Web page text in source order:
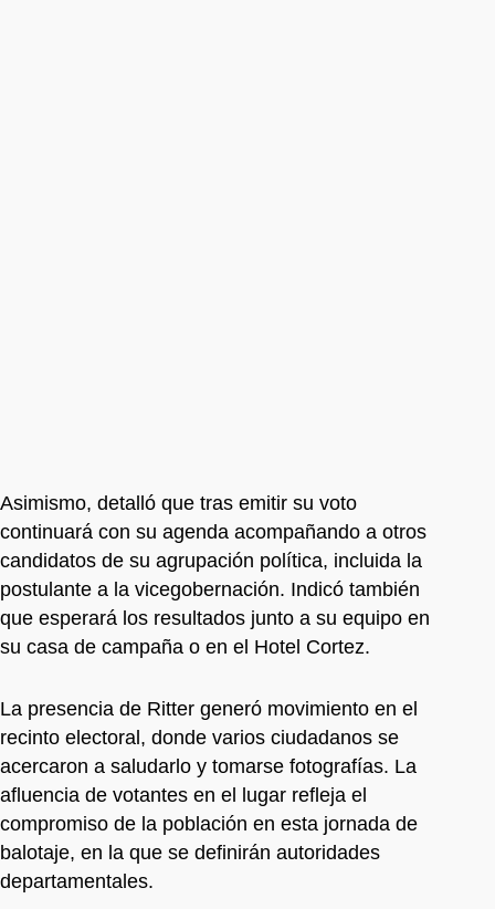
Asimismo, detalló que tras emitir su voto
continuará con su agenda acompañando a otros
candidatos de su agrupación política, incluida la
postulante a la vicegobernación. Indicó también
que esperará los resultados junto a su equipo en
su casa de campaña o en el Hotel Cortez.
La presencia de Ritter generó movimiento en el
recinto electoral, donde varios ciudadanos se
acercaron a saludarlo y tomarse fotografías. La
afluencia de votantes en el lugar refleja el
compromiso de la población en esta jornada de
balotaje, en la que se definirán autoridades
departamentales.